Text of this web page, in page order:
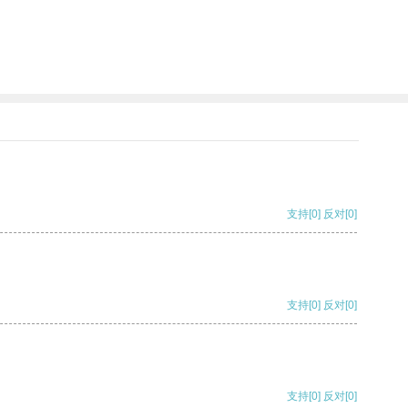
支持[0] 反对[0]
支持[0] 反对[0]
支持[0] 反对[0]